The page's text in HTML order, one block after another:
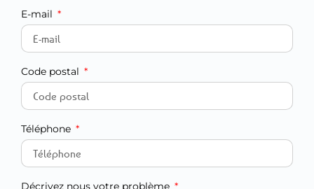
E-mail
Code postal
Téléphone
Décrivez nous votre problème